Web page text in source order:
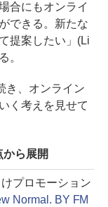
合にもオンライ
できる。新たな
提案したい」(Li
。
き、オンライン
く考えを見せて
ら展開
プロモーション
Normal. BY FM